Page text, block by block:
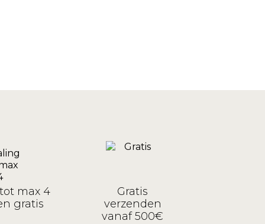
max 4
gratis
Gratis
verzenden
vanaf 500€